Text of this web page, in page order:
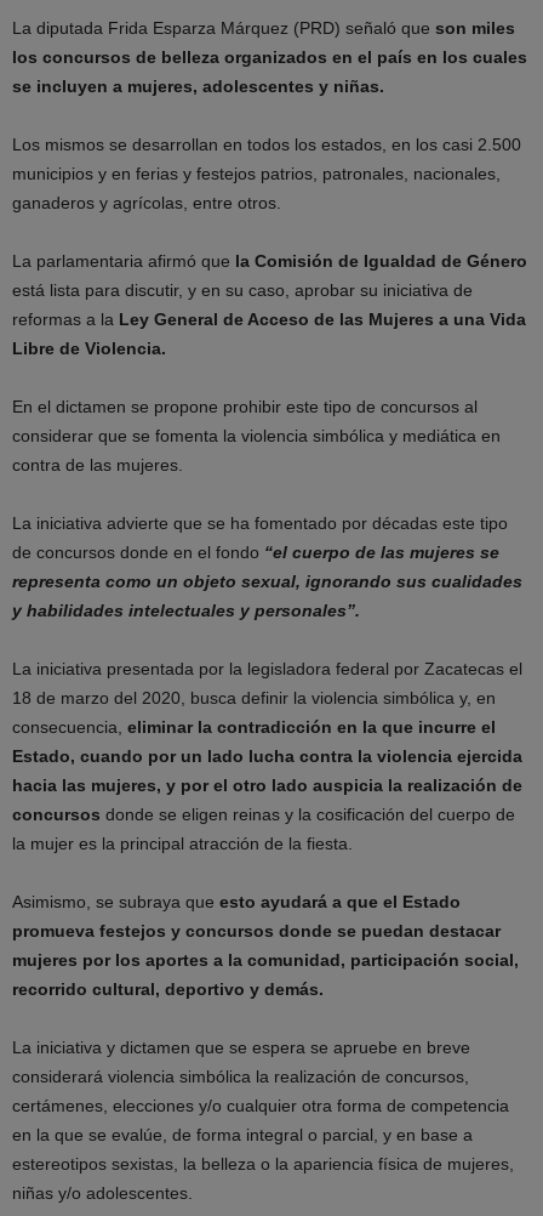
La diputada Frida Esparza Márquez (PRD) señaló que son miles
los concursos de belleza organizados en el país en los cuales
se incluyen a mujeres, adolescentes y niñas.
Los mismos se desarrollan en todos los estados, en los casi 2.500
municipios y en ferias y festejos patrios, patronales, nacionales,
ganaderos y agrícolas, entre otros.
La parlamentaria afirmó que la Comisión de Igualdad de Género
está lista para discutir, y en su caso, aprobar su iniciativa de
reformas a la Ley General de Acceso de las Mujeres a una Vida
Libre de Violencia.
En el dictamen se propone prohibir este tipo de concursos al
considerar que se fomenta la violencia simbólica y mediática en
contra de las mujeres.
La iniciativa advierte que se ha fomentado por décadas este tipo
de concursos donde en el fondo “el cuerpo de las mujeres se
representa como un objeto sexual, ignorando sus cualidades
y habilidades intelectuales y personales”.
La iniciativa presentada por la legisladora federal por Zacatecas el
18 de marzo del 2020, busca definir la violencia simbólica y, en
consecuencia, eliminar la contradicción en la que incurre el
Estado, cuando por un lado lucha contra la violencia ejercida
hacia las mujeres, y por el otro lado auspicia la realización de
concursos donde se eligen reinas y la cosificación del cuerpo de
la mujer es la principal atracción de la fiesta.
Asimismo, se subraya que esto ayudará a que el Estado
promueva festejos y concursos donde se puedan destacar
mujeres por los aportes a la comunidad, participación social,
recorrido cultural, deportivo y demás.
La iniciativa y dictamen que se espera se apruebe en breve
considerará violencia simbólica la realización de concursos,
certámenes, elecciones y/o cualquier otra forma de competencia
en la que se evalúe, de forma integral o parcial, y en base a
estereotipos sexistas, la belleza o la apariencia física de mujeres,
niñas y/o adolescentes.